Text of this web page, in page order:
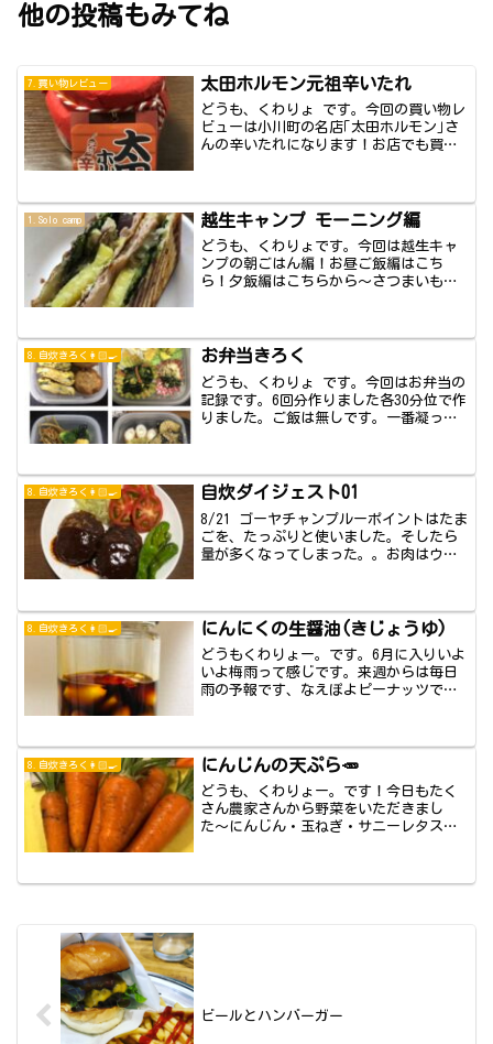
他の投稿もみてね
7.買い物レビュー 太田ホルモン元祖辛いたれ
どうも、くわりょ です。今回の買い物レ
ビューは小川町の名店｢太田ホルモン｣さ
んの辛いたれになります！お店でも買う
1.Solo camp 越生キャンプ モーニング編
どうも、くわりょです。今回は越生キャ
ンプの朝ごはん編！お昼ご飯編はこち
ら！夕飯編はこちらから〜さつまいもの
8.自炊きろく👩🏻‍🍳 お弁当きろく
どうも、くわりょ です。今回はお弁当の
記録です。6回分作りました各30分位で作
りました。ご飯は無しです。一番凝った
8.自炊きろく👩🏻‍🍳 自炊ダイジェスト01
8/21 ゴーヤチャンプルーポイントはたま
ごを、たっぷりと使いました。そしたら
量が多くなってしまった。。お肉はウイ
8.自炊きろく👩🏻‍🍳 にんにくの生醤油(きじょうゆ)
どうもくわりょー。です。6月に入りいよ
いよ梅雨って感じです。来週からは毎日
雨の予報です、なえぽよピーナッツです
8.自炊きろく👩🏻‍🍳 にんじんの天ぷら🥕
どうも、くわりょー。です！今日もたく
さん農家さんから野菜をいただきまし
た〜にんじん・玉ねぎ・サニーレタス・
ビールとハンバーガー